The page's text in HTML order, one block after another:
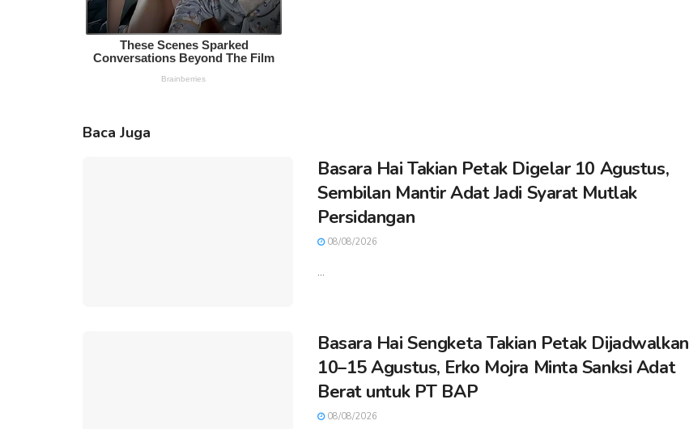
Baca Juga
Basara Hai Takian Petak Digelar 10 Agustus,
Sembilan Mantir Adat Jadi Syarat Mutlak
Persidangan
08/08/2026
Basara Hai Sengketa Takian Petak Dijadwalkan
10–15 Agustus, Erko Mojra Minta Sanksi Adat
Berat untuk PT BAP
08/08/2026